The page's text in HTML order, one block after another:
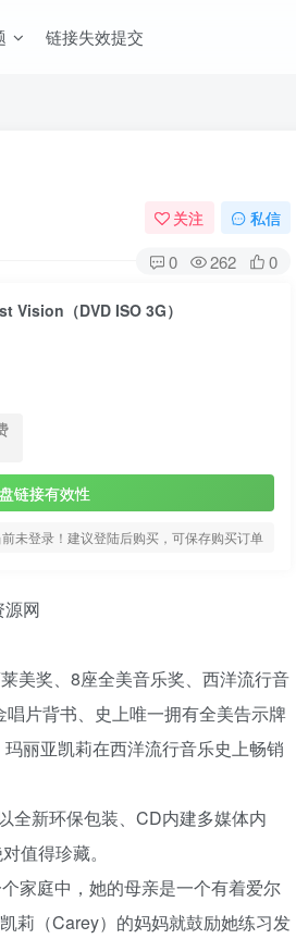
链接失效提交
关注 私信
0 262 0
Vision（DVD ISO 3G）
链接有效性
未登录！建议登陆后购买，可保存购买订单
美奖、8座全美音乐奖、西洋流行音
片背书、史上唯一拥有全美告示牌
丽亚凯莉在西洋流行音乐史上畅销
全新环保包装、CD内建多媒体内
值得珍藏。
家庭中，她的母亲是一个有着爱尔
莉（Carey）的妈妈就鼓励她练习发